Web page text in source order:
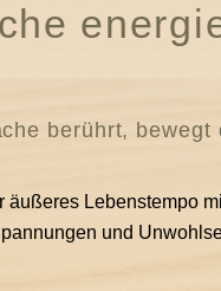
berührt, bewegt
äußeres Lebenstempo
und